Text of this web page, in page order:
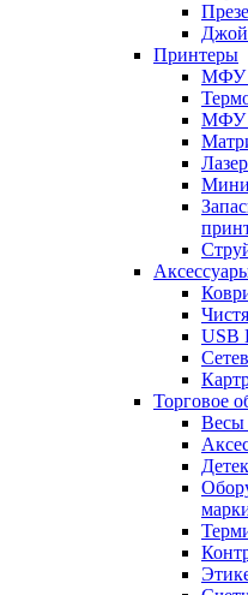
Принтеры
МФУ
МФУ
USB
Торговое
Весы